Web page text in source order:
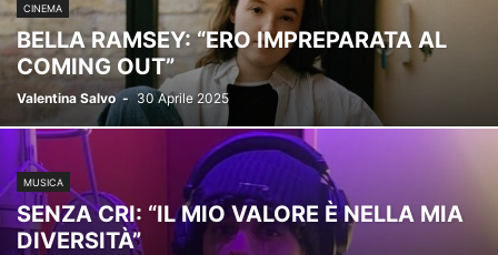
CINEMA
BELLA RAMSEY: “ERO IMPREPARATA AL
COMING OUT”
Valentina Salvo - 30 Aprile 2025
MUSICA
SENZA CRI: “IL MIO VALORE È NELLA MIA
DIVERSITÀ”